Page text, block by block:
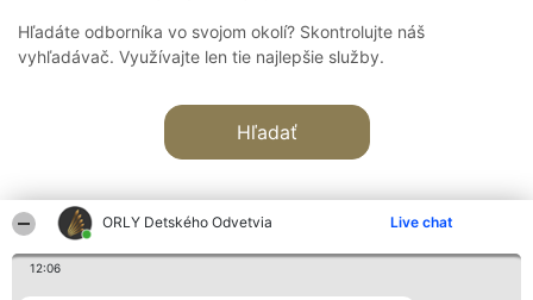
ORLY Detského Odvetvia Live chat
12:06
Hľadáte odborníka vo svojom okolí? Skontrolujte náš
vyhľadávač. Využívajte len tie najlepšie služby.
Hľadať